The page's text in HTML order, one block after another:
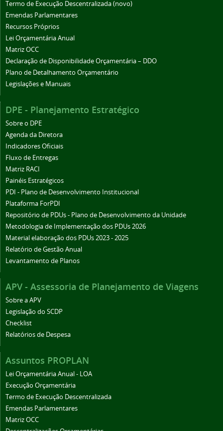
Termo de Execução Descentralizada (novo)
Emendas Parlamentares
Recursos Próprios
Lei Orçamentária Anual
Matriz OCC
Declaração de Disponibilidade Orçamentária – DDO
Plano de Detalhamento Orçamentário
Legislações e Manuais
DPE - Planejamento Estratégico
Sobre o DPE
Agenda da Diretora
Indicadores Oficiais
Fluxo de Entregas
Matriz RACI
Painéis Estratégicos
PDI - Plano de Desenvolvimento Institucional
Plataforma ForPDI
Repositório de PDUs - Plano de Desenvolvimento da Unidade
Metodologia de Implementação dos PDUs 2026
Material elaboração dos PDUs 2023 - 2025
Relatório de Gestão Anual
Levantamento de Planos
APV - Assessoria de Planejamento de Viagens
Sobre a APV
Legislação do SCDP
Checklist
Relatórios de Despesa
Assuntos PROPLAN
Lei Orçamentária Anual - LOA
Execução Orçamentária
Termo de Execução Descentralizada
Emendas Parlamentares
Matriz OCC